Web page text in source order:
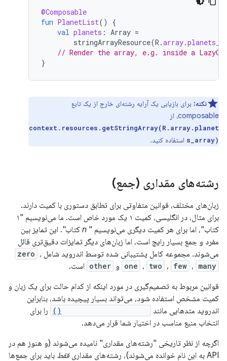
@Composable
fun PlanetList()
{
val planets : Array =
stringArrayResource(R .array.
// Render the array, e.g. inside a
}
نکته: برای بازیابی یک آرایه رشته‌ای خارج از یک تابع
composable، از
context.resources.getStringArray(R.array.planet
s_array) استفاده کنید.
رشته‌های مقداری (جمع)
زبان‌های مختلف، قوانین متفاوتی برای تطابق دستوری با کمیت دارند.
برای مثال، در انگلیسی، کمیت ۱ یک مورد خاص است. ما می‌نویسیم "۱
کتاب"، اما برای هر کمیت دیگری می‌نویسیم " n کتاب". این تمایز بین
مفرد و جمع بسیار رایج است، اما زبان‌های دیگر تمایزات دقیق‌تری قائل
می‌شوند. مجموعه کامل پشتیبانی شده توسط اندروید شامل
zero ،
one ، two ، few ، many و other است.
قوانین مربوط به تصمیم‌گیری در مورد اینکه از کدام حالت برای یک زبان و
کمیت مشخص استفاده شود، می‌تواند بسیار پیچیده باشد، بنابراین
اندروید متدهایی مانند
را برای
انتخاب منبع مناسب در اختیار شما قرار می‌دهد.
اگرچه از نظر تاریخی "رشته‌های مقداری" نامیده می‌شوند (و هنوز هم در
API به این نام خوانده می‌شوند)، رشته‌های مقداری
فقط باید برای جمع‌ها